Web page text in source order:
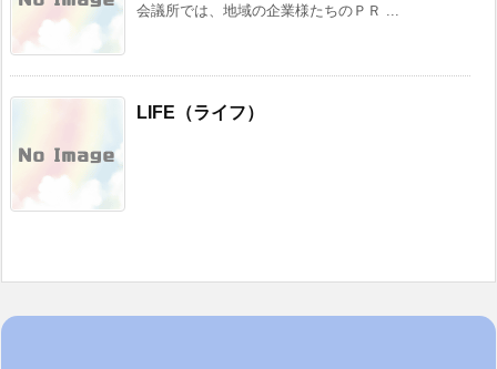
会議所では、地域の企業様たちのＰＲ ...
LIFE（ライフ）